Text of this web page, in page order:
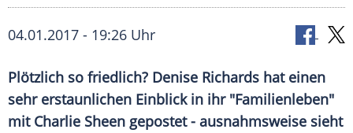
04.01.2017 - 19:26 Uhr
Plötzlich so friedlich? Denise Richards hat einen
sehr erstaunlichen Einblick in ihr "Familienleben"
mit Charlie Sheen gepostet - ausnahmsweise sieht